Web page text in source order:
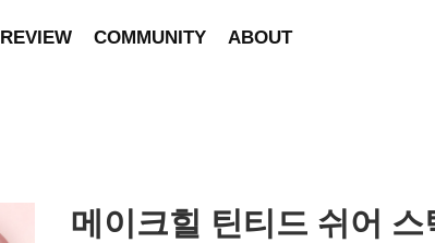
REVIEW COMMUNITY ABOUT
메이크힐 틴티드 쉬어